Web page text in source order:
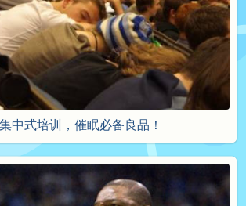
中式培训，催眠必备良品！